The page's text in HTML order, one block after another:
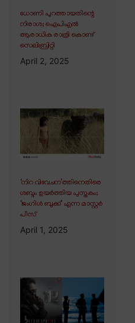
ധോണി പുറത്തായതിന്റെ
നിരാശ; ഐപിഎൽ
ആരാധിക രാത്രി കൊണ്ട്
സെലിബ്രിറ്റി
April 2, 2025
‘നിറ വിവേചന’ത്തിനെതിരെ
ശബ്ദം ഉയർത്തിയ പുസ്തകം;
‘ജംഗിൾ ബുക്ക്’ എന്ന മാസ്റ്റർ
പീസ്
April 1, 2025